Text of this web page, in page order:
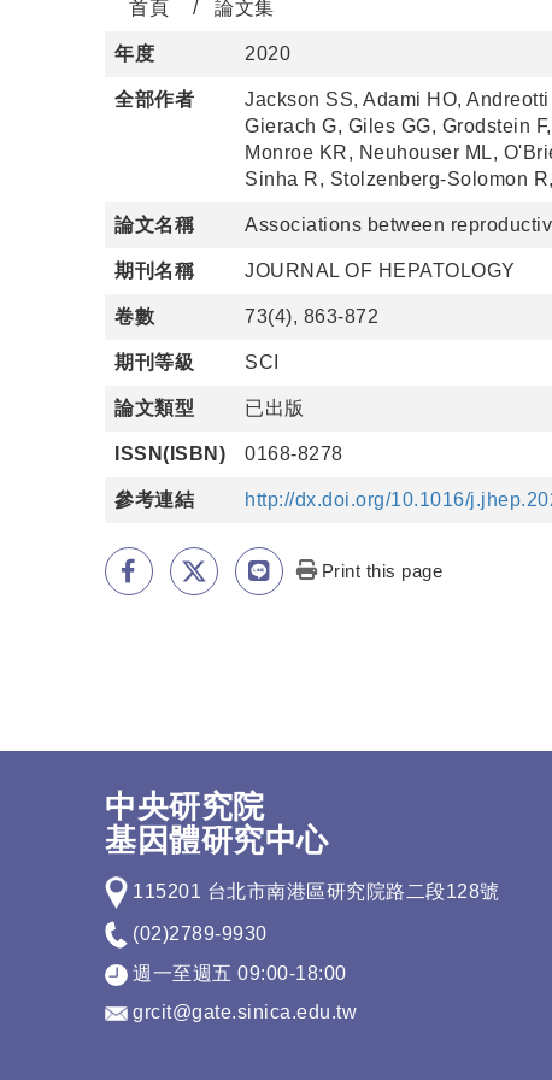
首頁 論文集
年度 2020
全部作者
Jackson SS, Adami HO,
Gierach G, Giles GG, Grodstein
Monroe KR, Neuhouser ML,
Sinha R, Stolzenberg-Solomon
論文名稱 Associations between
期刊名稱 JOURNAL OF HEPATOLOGY
卷數 73(4), 863-872
期刊等級 SCI
論文類型 已出版
ISSN(ISBN) 0168-8278
參考連結 http://dx.doi.org/10.1016/
Print this page
中央研究院
基因體研究中心
115201 台北市南港區研究院路二段128號
(02)2789-9930
週一至週五 09:00-18:00
grcit@gate.sinica.edu.tw